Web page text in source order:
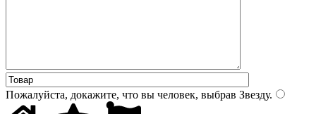
Пожалуйста, докажите, что вы человек, выбрав Звезду.